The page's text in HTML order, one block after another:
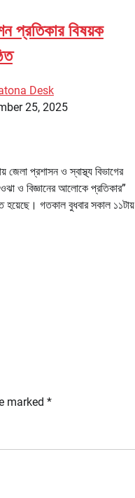
প্রতিকার বিষয়ক
Desk
25, 2025
জেলা প্রশাসন ও স্বাস্থ্য বিভাগের
ও বিজ্ঞানের আলোকে প্রতিকার”
হয়েছে। গতকাল বুধবার সকাল ১১টায়
marked *